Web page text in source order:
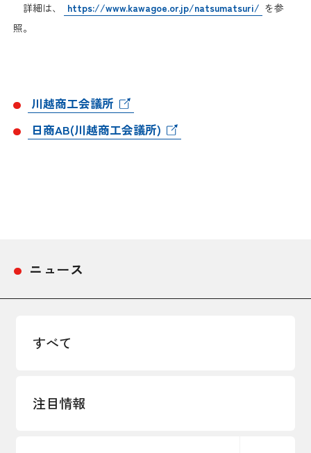
日商のあゆみ
青年部・女性会
日商創立100周年宣言
所信
詳細は、 https://www.kawagoe.or.jp/natsumatsuri/ を参
照。
川越商工会議所
日商AB(川越商工会議所)
ニュース
すべて
注目情報